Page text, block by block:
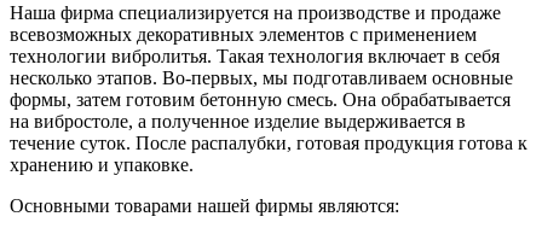
Наша фирма специализируется на производстве и продаже
всевозможных декоративных элементов с применением
технологии вибролитья. Такая технология включает в себя
несколько этапов. Во-первых, мы подготавливаем основные
формы, затем готовим бетонную смесь. Она обрабатывается
на вибростоле, а полученное изделие выдерживается в
течение суток. После распалубки, готовая продукция готова к
хранению и упаковке.
Основными товарами нашей фирмы являются: